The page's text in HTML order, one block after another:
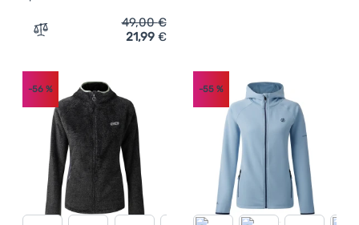
Zum Vergleich 'Damen Funktions-Sweatshirt Dare 2b
49,00€
21,99 €
-56 % -55%